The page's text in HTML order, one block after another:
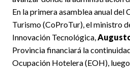
En la primera asamblea anual del
Turismo (CoProTur), el ministro
Innovación Tecnológica,
Provincia financiará la
Ocupación Hotelera (EOH),